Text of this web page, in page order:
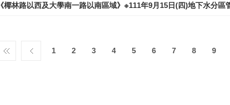
《椰林路以西及大學南一路以南區域》※111年9月15日(四)地下水分
1 2 3 4 5 6 7 8 9